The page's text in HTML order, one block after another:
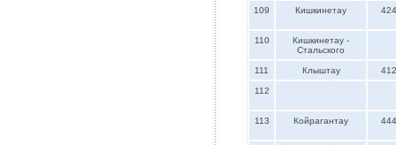
109 Кишкинетау
110
Кишкинетау -
Стальского
111 Клыштау
112
113 Койрагантау